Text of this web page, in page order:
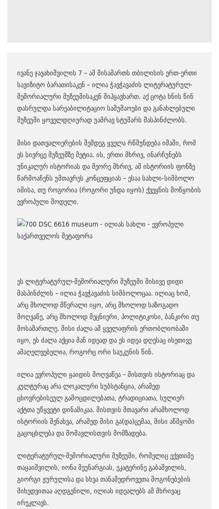
ივანე ჯავახიშვილის 7 – ამ მისამართს თბილისის ერთ-ერთი
სავიზიტო ბარათისაკენ – ილია ჭავჭავაძის ლიტერატურულ-
მემორიალური მუზეუმისაკენ მიჰყავხართ. აქ ცოტა ხნის წინ
დასრულდა სარეაბილიტაციო სამუშაოები და განახლებული
მუზეუმი ყოველდღიურად უამრავ სტუმარს მასპინძლობს.
მისი დათვალიერების შემდეგ ყველა რწმუნდება იმაში, რომ
ეს სივრცე მუზეუმზე მეტია. ის, ერთი მხრივ, ინარჩუნებს
უნიკალურ ისტორიას და მეორე მხრივ, ამ ისტორიის ფონზე
წარმოაჩენს უმთავრეს კონცეფციას – ესაა სახლი-სიმბოლო
იმისა, თუ როგორია (როგორი უნდა იყოს) ქვეყნის მოწყობის
ევროპული მოდელი.
ეს ლიტერატურულ-მემორიალური მუზეუმი მისივე დიდი
მასპინძლის – ილია ჭავჭავაძის სიმბოლოცაა. ილიაც ხომ,
არც მხოლოდ მწერალი იყო, არც მხოლოდ საზოგადო
მოღვაწე, არც მხოლოდ მეცნიერი, პოლიტიკოსი, ბანკირი თუ
მოსამართლე. მისი ძალა ამ ყველაფრის ერთობლიობაში
იყო, ეს ძალა აქცია მან იდეად და ეს იდეა დღესაც ისეთივე
ამაღელვებელია, როგორც ორი საუკუნის წინ.
ილია ევროპული ყაიდის მოღვაწეა – მისთვის ისტორიაც და
კულტურაც არა ლოკალური სუბსტანცია, არამედ
ცხოვრებისეულ გამოცდილებათა, ტრადიციათა, სულიერ
აქტთა უწყვეტი დინამიკაა. მისთვის მთავარი არამხოლოდ
ისტორიის შენახვა, არამედ მისი გა(და)ცემაა, მისი აწმყოში
გაცოცხლება და მომავლისთვის მომზადება.
ლიტერატურულ-მემორიალური მუზეუმი, რომელიც ექვთიმე
თაყაიშვილის, იონა მეუნარგიას, ეკატერინე გაბაშვილის,
გიორგი ჟურულისა და სხვა თანამედროვეთა მოგონებების
მიხედვითაა აღდგენილი, ილიას იდეალებს ამ მხრივაც
ირეკლავს.